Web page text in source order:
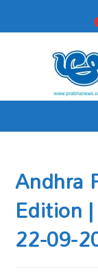
Andhra
Edition |
22-09-